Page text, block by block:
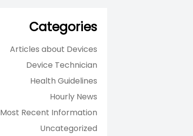
Categories
Articles about Devices
Device Technician
Health Guidelines
Hourly News
Most Recent Information
Uncategorized